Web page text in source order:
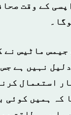
کے وقت
ماٹیس نے
نہیں ہے
استعمال
کہ ہمیں کوئی